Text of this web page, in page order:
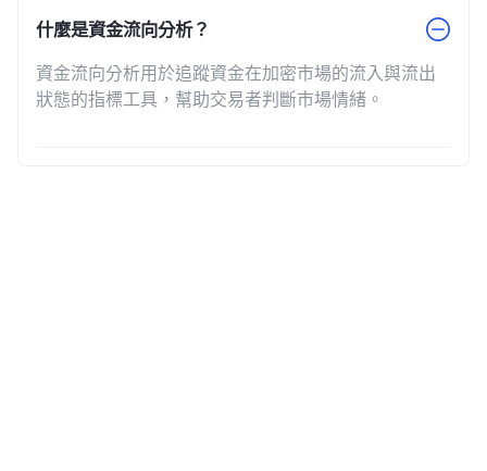
什麼是資金流向分析？
資金流向分析用於追蹤資金在加密市場的流入與流出
狀態的指標工具，幫助交易者判斷市場情緒。